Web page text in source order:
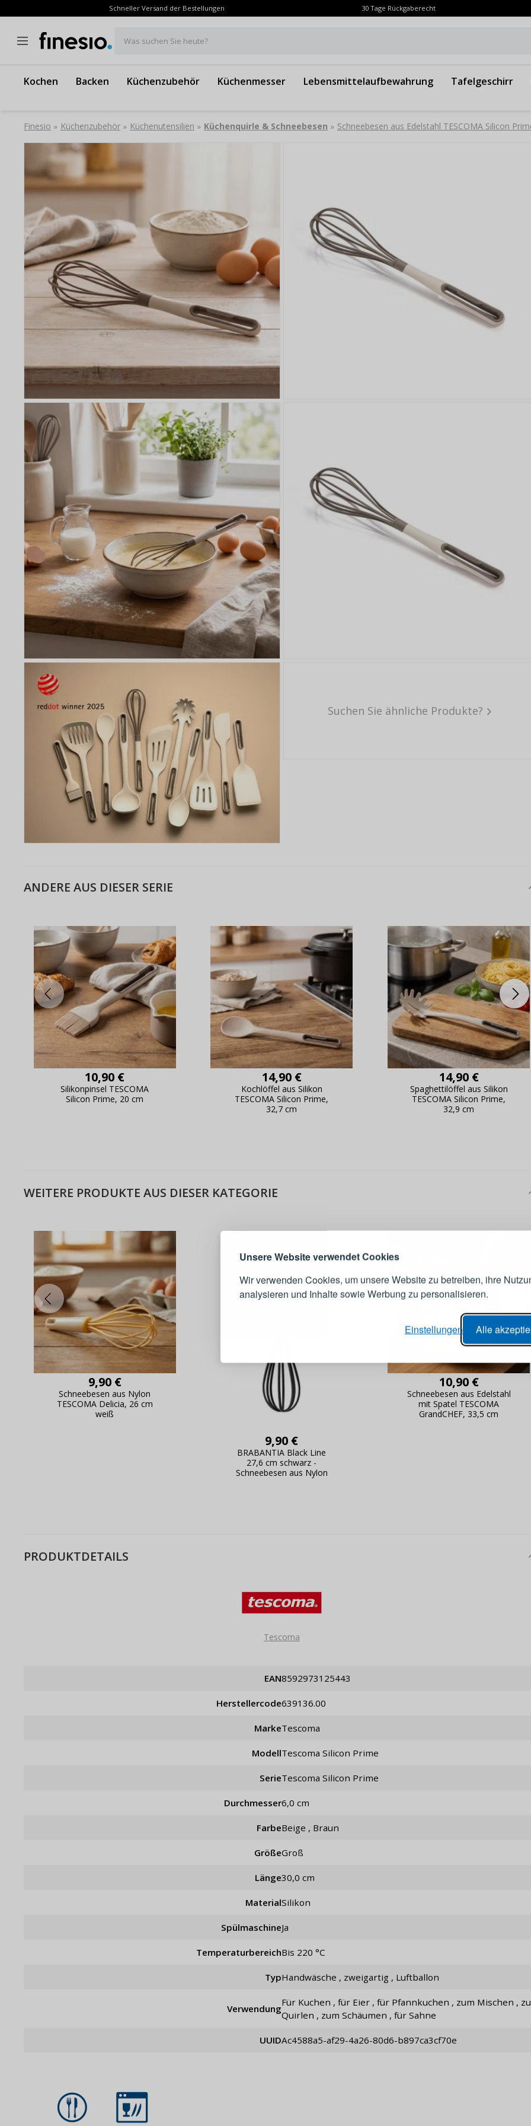
Unsere Website verwendet Cookies
Wir verwenden Cookies, um unsere Website zu betreiben, ihre
analysieren und Inhalte sowie Werbung zu personalisieren.
Alle
Einstellungen
Schneller Versand der Bestellungen 30 Tage Rückgaberecht
Was suchen Sie heute?
Kochen Backen Küchenzubehör Küchenmesser Lebensmittelaufbewahrung Tafelgeschirr
Finesio » Küchenzubehör » Küchenutensilien » Küchenquirle & Schneebesen » Schneebesen aus Edelstahl TESCOMA Silicon
Suchen Sie ähnliche Produkte?
ANDERE AUS DIESER SERIE
10,90 €
Silikonpinsel TESCOMA
Silicon Prime, 20 cm
14,90 €
Kochlöffel aus Silikon
TESCOMA Silicon Prime,
32,7 cm
14,90 €
Spaghettilöffel aus Silikon
TESCOMA Silicon Prime,
32,9 cm
WEITERE PRODUKTE AUS DIESER KATEGORIE
9,90 €
Schneebesen aus Nylon
TESCOMA Delicia, 26 cm
weiß
9,90 €
BRABANTIA Black Line
27,6 cm schwarz -
Schneebesen aus Nylon
10,90 €
Schneebesen aus Edelstahl
mit Spatel TESCOMA
GrandCHEF, 33,5 cm
PRODUKTDETAILS
Tescoma
EAN 8592973125443
Herstellercode 639136.00
Marke Tescoma
Modell Tescoma Silicon Prime
Serie Tescoma Silicon Prime
Durchmesser 6,0 cm
Farbe Beige , Braun
Größe Groß
Länge 30,0 cm
Material Silikon
Spülmaschine Ja
Temperaturbereich bis 220 °C
Typ Handwäsche , zweigartig , Luftballon
Verwendung
für Kuchen , für Eier , für Pfannkuchen , zum Mischen , zum
Quirlen , zum Schäumen , für Sahne
UUID ac4588a5-af29-4a26-80d6-b897ca3cf70e
Live-Überblick über Änderungen an der
Bestellung,
E-Mail-Adresse
Passwort